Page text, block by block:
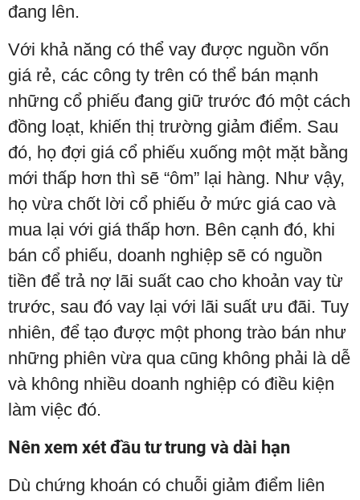
đang lên.
Với khả năng có thể vay được nguồn vốn
giá rẻ, các công ty trên có thể bán mạnh
những cổ phiếu đang giữ trước đó một cách
đồng loạt, khiến thị trường giảm điểm. Sau
đó, họ đợi giá cổ phiếu xuống một mặt bằng
mới thấp hơn thì sẽ “ôm” lại hàng. Như vậy,
họ vừa chốt lời cổ phiếu ở mức giá cao và
mua lại với giá thấp hơn. Bên cạnh đó, khi
bán cổ phiếu, doanh nghiệp sẽ có nguồn
tiền để trả nợ lãi suất cao cho khoản vay từ
trước, sau đó vay lại với lãi suất ưu đãi. Tuy
nhiên, để tạo được một phong trào bán như
những phiên vừa qua cũng không phải là dễ
và không nhiều doanh nghiệp có điều kiện
làm việc đó.
Nên xem xét đầu tư trung và dài hạn
Dù chứng khoán có chuỗi giảm điểm liên